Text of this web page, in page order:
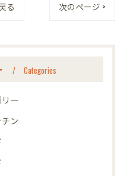
る 次のページ >
Categories
ー
ン